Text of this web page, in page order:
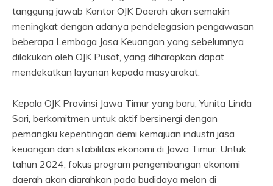
tanggung jawab Kantor OJK Daerah akan semakin
meningkat dengan adanya pendelegasian pengawasan
beberapa Lembaga Jasa Keuangan yang sebelumnya
dilakukan oleh OJK Pusat, yang diharapkan dapat
mendekatkan layanan kepada masyarakat.
Kepala OJK Provinsi Jawa Timur yang baru, Yunita Linda
Sari, berkomitmen untuk aktif bersinergi dengan
pemangku kepentingan demi kemajuan industri jasa
keuangan dan stabilitas ekonomi di Jawa Timur. Untuk
tahun 2024, fokus program pengembangan ekonomi
daerah akan diarahkan pada budidaya melon di